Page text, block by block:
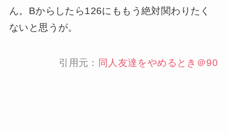
ん。Bからしたら126にももう絶対関わりたく
ないと思うが。
引用元： 同人友達をやめるとき＠90